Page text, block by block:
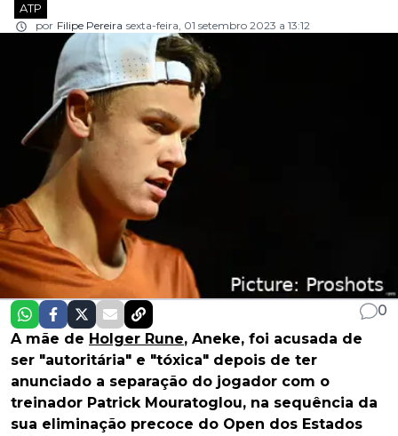
ATP
por Filipe Pereira sexta-feira, 01 setembro 2023 a 13:12
0
A mãe de Holger Rune, Aneke, foi acusada de
ser "autoritária" e "tóxica" depois de ter
anunciado a separação do jogador com o
treinador Patrick Mouratoglou, na sequência da
sua eliminação precoce do Open dos Estados